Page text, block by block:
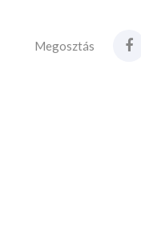
Megosztás